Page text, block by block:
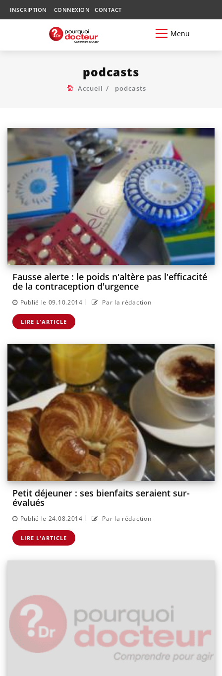
INSCRIPTION CONNEXION CONTACT
Menu
podcasts
Accueil podcasts
Fausse alerte : le poids n'altère pas l'efficacité
de la contraception d'urgence
Publié le 09.10.2014 | Par la rédaction
LIRE L'ARTICLE
Petit déjeuner : ses bienfaits seraient sur-
évalués
Publié le 24.08.2014 | Par la rédaction
LIRE L'ARTICLE